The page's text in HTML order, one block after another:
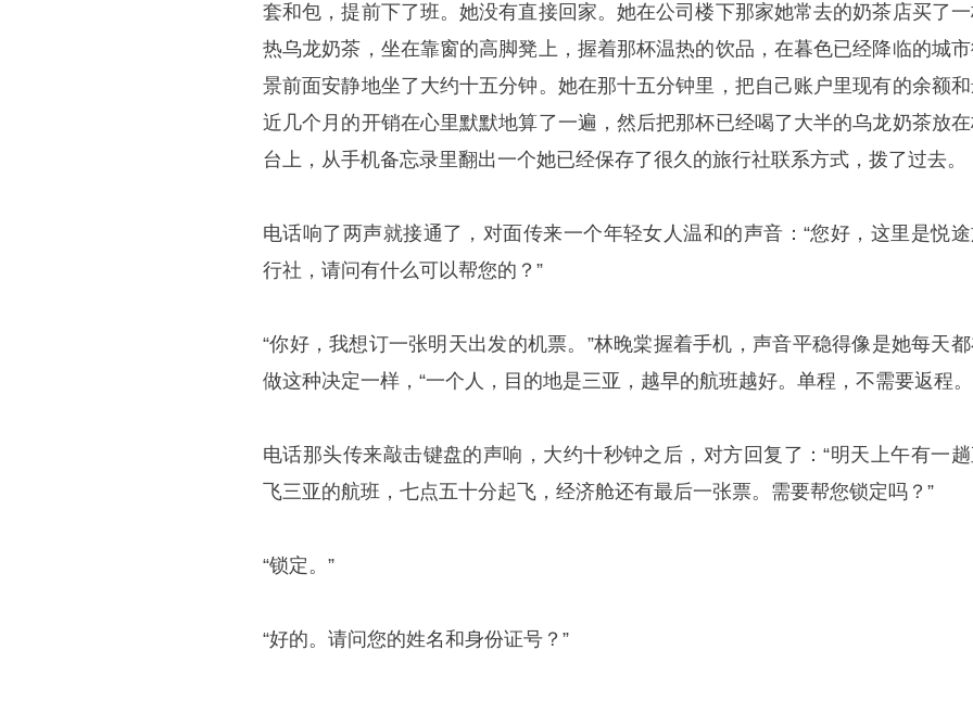
套和包，提前下了班。她没有直接回家。她在公司楼下那家她常去的奶茶店买了
热乌龙奶茶，坐在靠窗的高脚凳上，握着那杯温热的饮品，在暮色已经降临的城
景前面安静地坐了大约十五分钟。她在那十五分钟里，把自己账户里现有的余额
近几个月的开销在心里默默地算了一遍，然后把那杯已经喝了大半的乌龙奶茶放
台上，从手机备忘录里翻出一个她已经保存了很久的旅行社联系方式，拨了过去。
电话响了两声就接通了，对面传来一个年轻女人温和的声音：“您好，这里是悦
行社，请问有什么可以帮您的？”
“你好，我想订一张明天出发的机票。”林晚棠握着手机，声音平稳得像是她每天
做这种决定一样，“一个人，目的地是三亚，越早的航班越好。单程，不需要返程。
电话那头传来敲击键盘的声响，大约十秒钟之后，对方回复了：“明天上午有一
飞三亚的航班，七点五十分起飞，经济舱还有最后一张票。需要帮您锁定吗？”
“锁定。”
“好的。请问您的姓名和身份证号？”